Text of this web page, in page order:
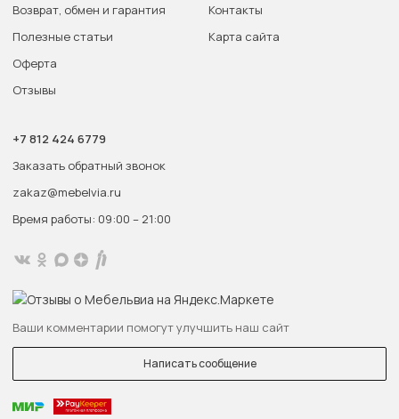
Возврат, обмен и гарантия
Полезные статьи
Оферта
Отзывы
Контакты
Карта сайта
+7 812 424 6779
Заказать обратный звонок
zakaz@mebelvia.ru
Время работы: 09:00 – 21:00
Ваши комментарии помогут улучшить наш сайт
Написать сообщение